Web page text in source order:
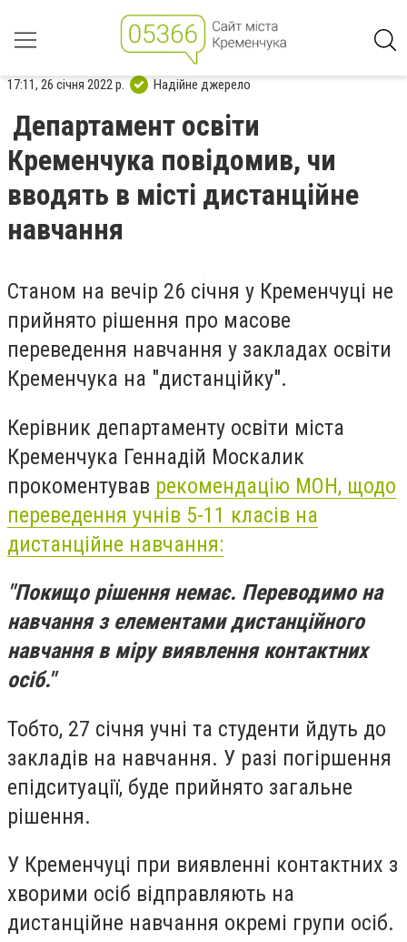
17:11, 26 січня 2022 р. Надійне джерело
Департамент освіти
Кременчука повідомив, чи
вводять в місті дистанційне
навчання
Станом на вечір 26 січня у Кременчуці не
прийнято рішення про масове
переведення навчання у закладах освіти
Кременчука на "дистанційку".
Керівник департаменту освіти міста
Кременчука Геннадій Москалик
прокоментував рекомендацію МОН, щодо
переведення учнів 5-11 класів на
дистанційне навчання:
"Покищо рішення немає. Переводимо на
навчання з елементами дистанційного
навчання в міру виявлення контактних
осіб."
Тобто, 27 січня учні та студенти йдуть до
закладів на навчання. У разі погіршення
епідситуації, буде прийнято загальне
рішення.
У Кременчуці при виявленні контактних з
хворими осіб відправляють на
дистанційне навчання окремі групи осіб.